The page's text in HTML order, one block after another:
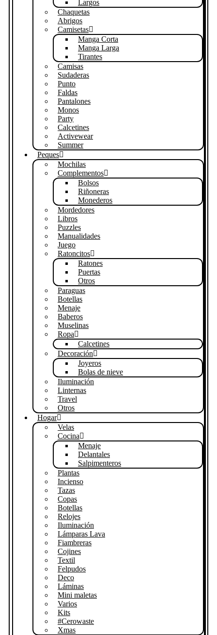
Largos
Chaquetas
Abrigos
Camisetas
Manga Corta
Manga Larga
Tirantes
Camisas
Sudaderas
Punto
Faldas
Pantalones
Monos
Party
Calcetines
Activewear
Summer
Peques
Mochilas
Complementos
Bolsos
Riñoneras
Monederos
Mordedores
Libros
Puzzles
Manualidades
Juego
Ratoncitos
Ratones
Puertas
Otros
Paraguas
Botellas
Menaje
Baberos
Muselinas
Ropa
Calcetines
Decoración
Joyeros
Bolas de nieve
Iluminación
Linternas
Travel
Otros
Hogar
Velas
Cocina
Menaje
Delantales
Salpimenteros
Plantas
Incienso
Tazas
Copas
Botellas
Relojes
Iluminación
Lámparas Lava
Fiambreras
Cojines
Textil
Felpudos
Deco
Láminas
Mini maletas
Varios
Kits
#Cerowaste
Xmas